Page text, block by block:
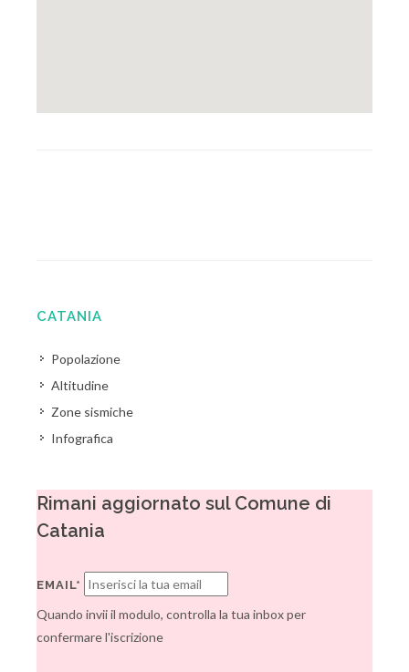
CATANIA
Popolazione
Altitudine
Zone sismiche
Infografica
Rimani aggiornato sul Comune di
Catania
EMAIL*
Quando invii il modulo, controlla la tua inbox per
confermare l'iscrizione